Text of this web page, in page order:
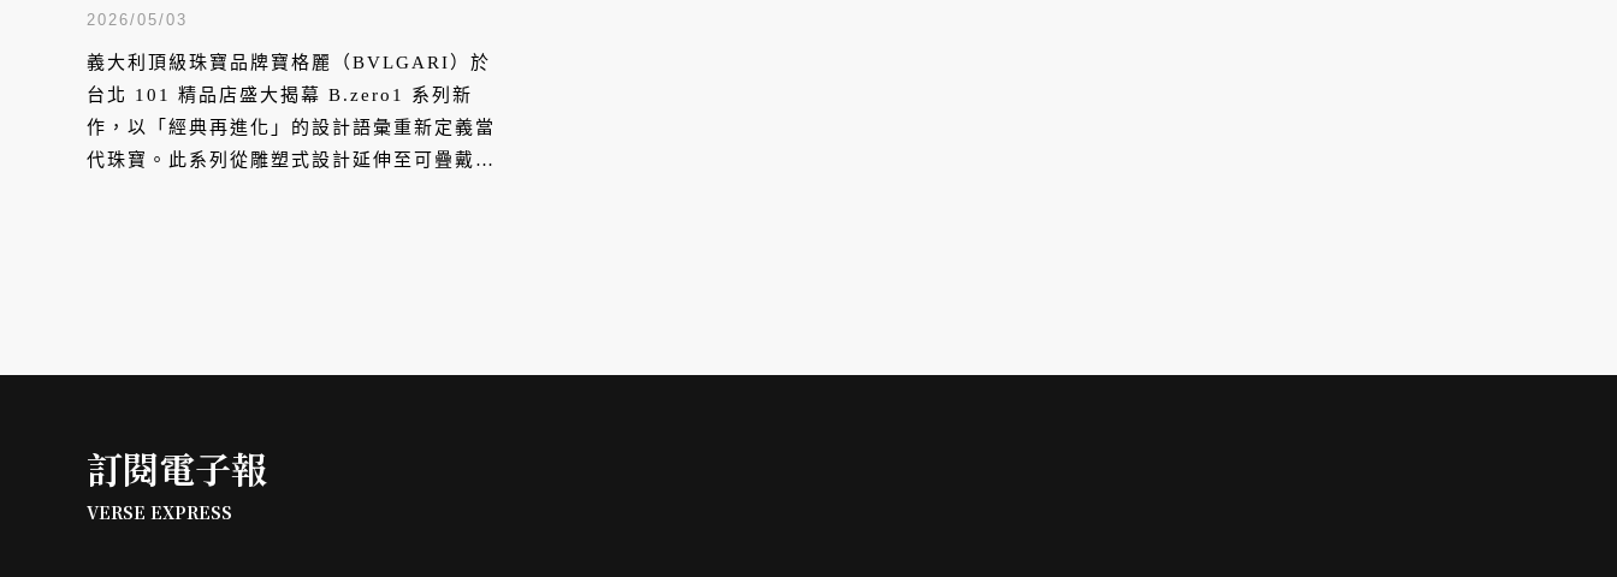
2026/05/03
義大利頂級珠寶品牌寶格麗（BVLGARI）於
台北 101 精品店盛大揭幕 B.zero1 系列新
作，以「經典再進化」的設計語彙重新定義當
代珠寶。此系列從雕塑式設計延伸至可疊戴、
訂閱電子報
VERSE EXPRESS